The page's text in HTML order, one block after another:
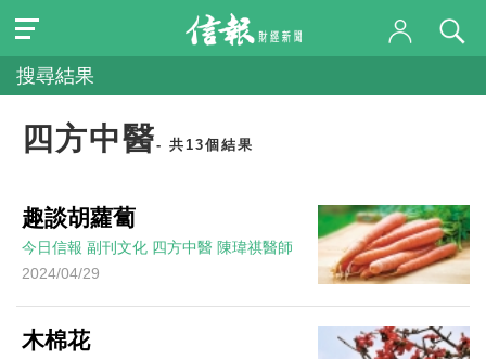
搜尋結果
四方中醫- 共13個結果
趣談胡蘿蔔
今日信報 副刊文化 四方中醫 陳瑋祺醫師
2024/04/29
木棉花